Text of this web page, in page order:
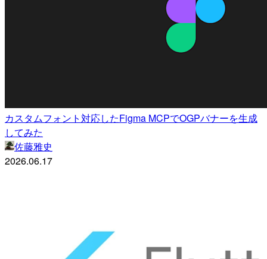
カスタムフォント対応したFigma MCPでOGPバナーを生成
してみた
佐藤雅史
2026.06.17